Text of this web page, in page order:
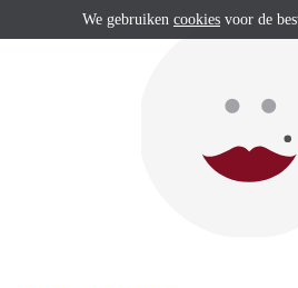
We gebruiken cookies voor de